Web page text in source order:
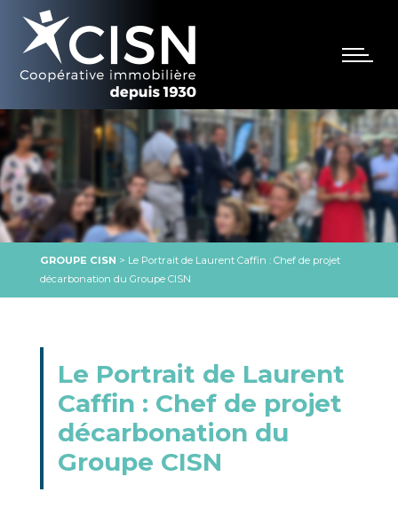
GROUPE CISN > Le Portrait de Laurent Caffin : Chef de projet
décarbonation du Groupe CISN
Le Portrait de Laurent
Caffin : Chef de projet
décarbonation du
Groupe CISN